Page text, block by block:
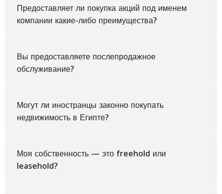
Предоставляет ли покупка акций под именем
компании какие-либо преимущества?
Вы предоставляете послепродажное
обслуживание?
Могут ли иностранцы законно покупать
недвижимость в Египте?
Моя собственность — это freehold или
leasehold?